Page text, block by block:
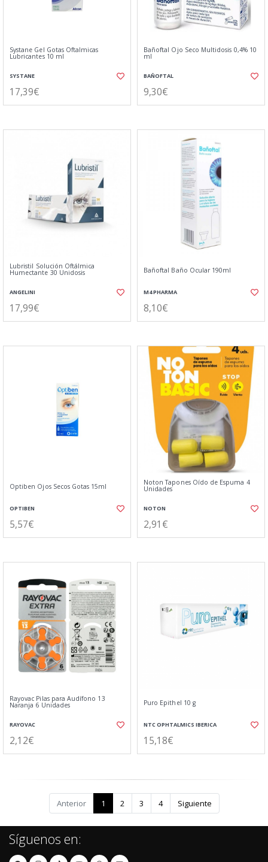
Systane Gel Gotas Oftalmicas
Lubricantes 10 ml
SYSTANE
17,39€
Bañoftal Ojo Seco Multidosis 0,4% 10
ml
BAÑOFTAL
9,30€
Lubristil Solución Oftálmica
Humectante 30 Unidosis
ANGELINI
17,99€
Bañoftal Baño Ocular 190ml
M4 PHARMA
8,10€
Optiben Ojos Secos Gotas 15ml
OPTIBEN
5,57€
Noton Tapones Oído de Espuma 4
Unidades
NOTON
2,91€
Rayovac Pilas para Audífono 13
Naranja 6 Unidades
RAYOVAC
2,12€
Puro Epithel 10 g
NTC OPHTALMICS IBERICA
15,18€
Anterior 1 2 3 4 Siguiente
Síguenos en: